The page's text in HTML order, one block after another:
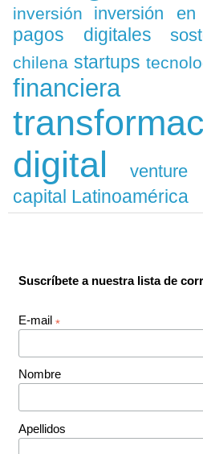
inversión inversión en
pagos digitales
chilena startups
financiera
digital
venture
capital Latinoamérica
Suscríbete a nuestra lista de
E-mail *
Nombre
Apellidos